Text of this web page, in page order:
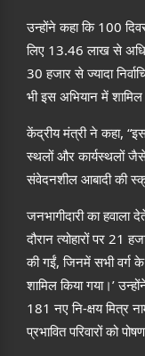
उन्होंने कहा कि100
लिए 13.46लाख से
30हजार से ज्यादा
भी इस अभियान में
केंद्रीय मंत्री ने कहा, “
स्थलों और कार्यस्थलों
संवेदनशील आबादी की
जनभागीदारी का हवाला
दौरान त्योहारों पर 21
की गईं,जिनमें सभी वर्ग
शामिल किया गया।’
181नए नि-क्षय मित्र
प्रभावित परिवारों को